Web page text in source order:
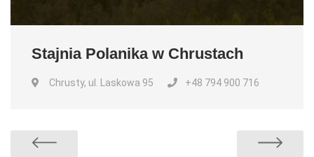
Stajnia Polanika w Chrustach
Chrusty, ul. Laskowa 95 +48 794 900 716